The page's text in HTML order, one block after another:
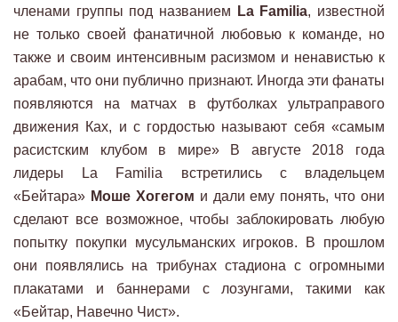
членами группы под названием
La Familia, известной
не только своей фанатичной любовью к команде, но
также и своим интенсивным расизмом и ненавистью к
арабам, что они публично признают. Иногда эти фанаты
появляются на матчах в футболках ультраправого
движения Ках, и с гордостью называют себя «самым
расистским клубом в мире» В августе 2018 года
лидеры La Familia встретились с владельцем
«Бейтара» Моше Хогегом и дали ему понять, что они
сделают все возможное, чтобы заблокировать любую
попытку покупки мусульманских игроков. В прошлом
они появлялись на трибунах стадиона с огромными
плакатами и баннерами с лозунгами, такими как
«Бейтар, Навечно Чист».